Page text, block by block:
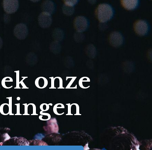
onze